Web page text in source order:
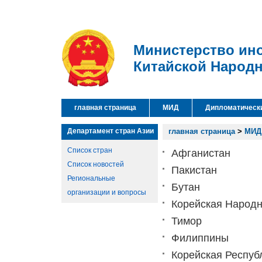
Министерство
Китайской
главная страница МИД
Департамент стран Азии
Список стран
Список новостей
Региональные
организации и вопросы
главная страница> МИД
Афганистан
Пакистан
Бутан
Корейская
Тимор
Филиппины
Корейская